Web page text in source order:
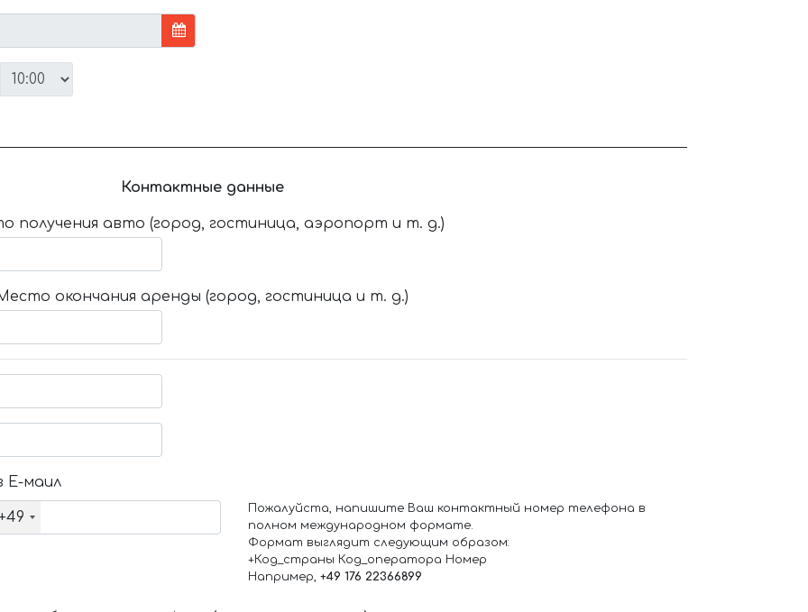
Контактные данные
получения авто (город, гостиница, аэропорт и т. д.)
окончания аренды (город, гостиница и т. д.)
Е-маил
Пожалуйста, напишите Ваш контактный номер телефона в
полном международном формате.
Формат выглядит следующим образом:
+Код_страны Код_оператора Номер
Например, +49 176 22366899